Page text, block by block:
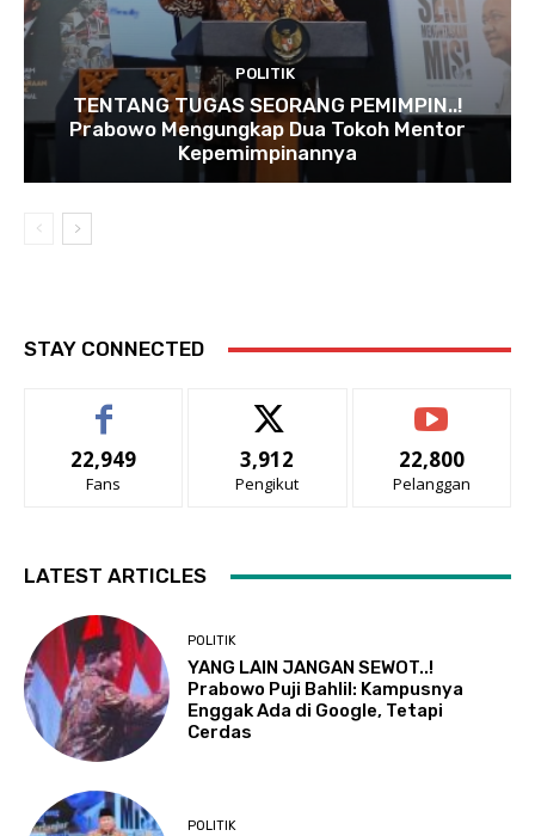
POLITIK
TENTANG TUGAS SEORANG PEMIMPIN..!
Prabowo Mengungkap Dua Tokoh Mentor
Kepemimpinannya
STAY CONNECTED
22,949
Fans
3,912
Pengikut
22,800
Pelanggan
LATEST ARTICLES
POLITIK
YANG LAIN JANGAN SEWOT..!
Prabowo Puji Bahlil: Kampusnya
Enggak Ada di Google, Tetapi
Cerdas
POLITIK